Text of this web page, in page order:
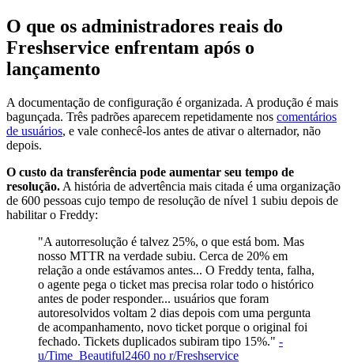
O que os administradores reais do
Freshservice enfrentam após o
lançamento
A documentação de configuração é organizada. A produção é mais
bagunçada. Três padrões aparecem repetidamente nos comentários
de usuários, e vale conhecê-los antes de ativar o alternador, não
depois.
O custo da transferência pode aumentar seu tempo de
resolução. A história de advertência mais citada é uma organização
de 600 pessoas cujo tempo de resolução de nível 1 subiu depois de
habilitar o Freddy:
"A autorresolução é talvez 25%, o que está bom. Mas
nosso MTTR na verdade subiu. Cerca de 20% em
relação a onde estávamos antes... O Freddy tenta, falha,
o agente pega o ticket mas precisa rolar todo o histórico
antes de poder responder... usuários que foram
autoresolvidos voltam 2 dias depois com uma pergunta
de acompanhamento, novo ticket porque o original foi
fechado. Tickets duplicados subiram tipo 15%." -
u/Time_Beautiful2460 no r/Freshservice